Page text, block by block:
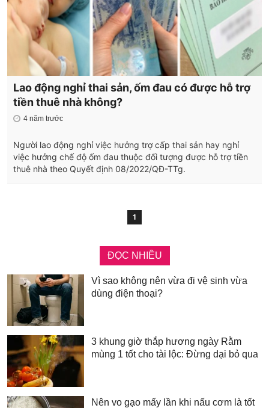
Lao động nghỉ thai sản, ốm đau có được hỗ trợ
tiền thuê nhà không?
4 năm trước
Người lao động nghỉ việc hưởng trợ cấp thai sản hay nghỉ
việc hưởng chế độ ốm đau thuộc đối tượng được hỗ trợ tiền
thuê nhà theo Quyết định 08/2022/QĐ-TTg.
1
ĐỌC NHIỀU
Vì sao không nên vừa đi vệ sinh vừa
dùng điện thoại?
3 khung giờ thắp hương ngày Rằm
mùng 1 tốt cho tài lộc: Đừng dại bỏ qua
Nên vo gạo mấy lần khi nấu cơm là tốt